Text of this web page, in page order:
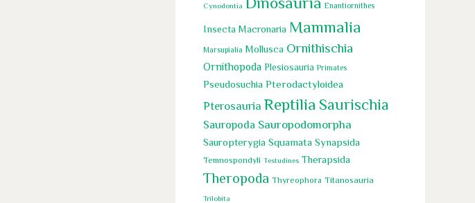
Cynodontia Enantiornithes
Insecta Macronaria Mammalia
Marsupialia Mollusca Ornithischia
Ornithopoda Plesiosauria Primates
Pseudosuchia Pterodactyloidea
Pterosauria Reptilia Saurischia
Sauropoda Sauropodomorpha
Sauropterygia Squamata Synapsida
Temnospondyli Testudines Therapsida
Theropoda Thyreophora Titanosauria
Trilobita